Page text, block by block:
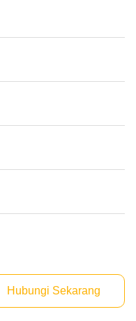
Hubungi Sekarang